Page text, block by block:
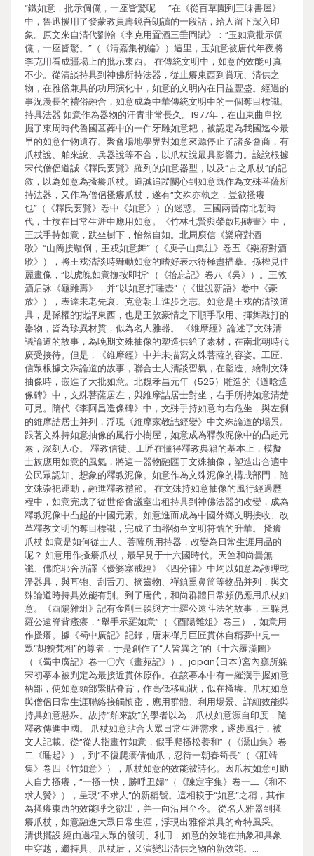
“鐵如意，批示倜儻，一座皆驚呢……”在《從百草園到三味書屋》
中，魯迅援用了發蒙教員壽鏡吾朗讀的一段話，給人留下深入印
象。原文來自清代劉翰《李克用置酒三垂岡賦》：“玉如意批示倜
儻，一座皆驚。”（《清嘉集初編》）這里，玉如意被唐代年夜將
李克用看成疆場上的批示東西。 在傳統文明中，如意的效能可真
不少。從清談持具到神佛所持法器，從止癢東西到賞玩、清供之
物，在雅俗兼具的功用演化中，如意的文明內在日益豐盛。經過的
事況漫長的禮俗融合，如意成為中華傳統文明中的一個奪目標識。
持具法器 如意作為器物的汗青非常長久。1977年，在山東曲阜挖
掘了東周時代魯國墓葬中的一件牙雕如意耙，被認定為我國迄今最
早的如意什物遺存。聚會場地學界對如意來源停止了諸多會商，有
爪杖說、舶來說、兵器說等不合，以爪杖說最具影響力。該說根據
宋代僧侶道誠《釋氏要覽》羅列的如意器型，以及“古之爪杖”的記
敘，以為如意為搔癢爪杖。道誠追蹤關心到如意既作為文殊菩薩所
持法器，又作為僧侶搔癢爪杖，遂有“文殊亦執之，豈欲搔癢
也”（《釋氏要覽》卷中《如意》）的迷惑。 三國兩晉南北朝時
代，士族在日常生涯中應用如意。《竹林七賢與榮啟期磚畫》中，
王戎手持如意，趺坐樹下，怡然自如。北周庾信《樂府對酒
歌》“山簡接䍦倒，王戎如意舞”（《庾子山集注》卷五《樂府對酒
歌》），將王戎清談時舞動如意的嗜好表示得極盡描摹。孫權見佳
麗畫像，“以虎魄如意撫按即折”（《拾忘記》卷八《吳》）。王敦
酒后詠《龜雖壽》，并“以如意打唾壺”（《世說新語》卷中《豪
放》），表達未老先衰、克意朝上進步之志。如意是王戎的清談道
具，是孫權的批評東西，也是王敦豪情之下順手取用、揮舞敲打的
器物，皆為珍異材質，似為名人雅器。 《維摩經》論述了文殊清
議論道的故事，為晚期文殊抽像的塑造供給了素材，在南北朝時代
廣受接待。但是，《維摩經》中并未描寫文殊菩薩的容姿。工匠、
信眾根據文殊論道的故事，聯合士人清談習氣，在塑造、繪制文殊
抽像時，嵌進了大批如意。北魏孝昌元年（525）雕造的《道晗造
像碑》中，文殊菩薩居左，與維摩詰居士對坐，右手所持如意清楚
可見。隋代《李阿昌造像碑》中，文殊手持如意向右危坐，與左側
的維摩詰居士并列，浮現《維摩家教詰經變》中文殊論道的場景。
跟著文殊持如意抽像的風行小樹屋，如意成為釋教泥像中的凸起元
素，深刻人心。 釋教信徒、工匠在懂得釋教典籍的基本上，模擬
士族應用如意的風氣，將這一器物融匯于文殊抽像，塑造出合適中
公民眾認知、想象的釋教泥像。如意作為文殊泥像的構成部門，隨
文殊崇祀運動，融進釋教禮節。 在文殊持如意抽像的風行經過歷
程中，如意完成了從世俗會議室出租持具到神佛法器的改變，成為
釋教泥像中凸起的中國元素。如意進而成為中國外鄉文明接收、改
革釋教文明的奪目標識，完成了由器物至文明符號的升華。 搔癢
爪杖 如意是如何從士人、菩薩所用持器，改變為日常生涯用品的
呢？ 如意用作搔癢爪杖，最早見于十六國時代。天竺和尚曇無
讖、佛陀耶舍所譯《優婆塞戒經》《四分律》中均以如意為護理乾
淨器具，與耳铇、刮舌刀、摘齒物、禪鎮熏鼻筒等物品并列，與文
殊論道時持具效能有別。到了唐代，和尚群體日常頻仍應用爪杖如
意。《酉陽雜俎》記有金剛三躲與方士羅公遠斗法的故事，三躲見
羅公遠脊背瘙癢，“舉手示羅如意”（《酉陽雜俎》卷三），如意用
作搔癢。據《蜀中廣記》記錄，唐末禪月巨匠貫休自稱夢中見一
眾“胡貌梵相”的尊者，于是創作了“人皆異之”的《十六羅漢圖》
（《蜀中廣記》卷一〇六《畫苑記》）。japan(日本)宮內廳所躲
宋初摹本被判定為最接近貫休原作。在該摹本中有一羅漢手握如意
柄部，使如意頭部緊貼脊背，作高低移動狀，似在搔癢。爪杖如意
與僧侶日常生涯聯絡接觸慎密，應用群體、利用場景、詳細效能與
持具如意懸殊。故持“舶來說”的學者以為，爪杖如意源自印度，隨
釋教傳進中國。 爪杖如意貼合大眾日常生涯需求，逐步風行，被
文人記載。從“從人指畫竹如意，假手爬搔松養和”（《灊山集》卷
二《睡起》），到“不復爬癢倩仙爪，忍待一朝春筍長”（《莊靖
集》卷四《竹如意》），爪杖如意的效能被詩化。因爪杖如意可助
人自力搔癢，“一搔一快，勝呼丑婦”（《陳定宇集》卷一二《和不
求人贊》），呈現“不求人”的新稱號。這相較于“如意”之稱，其作
為搔癢東西的效能呼之欲出，并一向沿用至今。 從名人雅器到搔
癢爪杖，如意融進大眾日常生涯，浮現出雅俗兼具的奇特風采。
清供擺設 經由過程大眾的發明、利用，如意的效能在抽象和具象
中穿越，繼持具、爪杖后，又演變出清供之物的新效能。…